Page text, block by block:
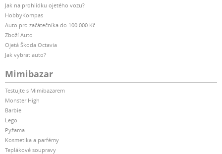
Jak na prohlídku ojetého vozu?
HobbyKompas
Auto pro začátečníka do 100 000 Kč
Zboží Auto
Ojetá Škoda Octavia
Jak vybrat auto?
Mimibazar
Testujte s Mimibazarem
Monster High
Barbie
Lego
Pyžama
Kosmetika a parfémy
Teplákové soupravy